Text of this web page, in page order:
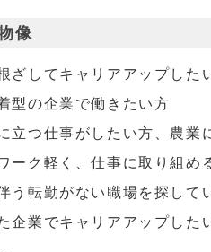
像
ざしてキャリアアップした
型の企業で働きたい方
立つ仕事がしたい方、農業
ーク軽く、仕事に取り組め
う転勤がない職場を探して
企業でキャリアアップした